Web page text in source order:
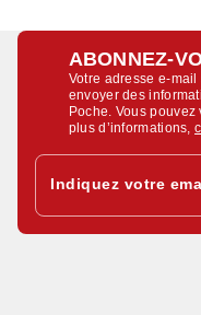
ABONNEZ-
Votre adresse e-
envoyer des
Poche. Vous
plus d’informations,
Indiquez votre